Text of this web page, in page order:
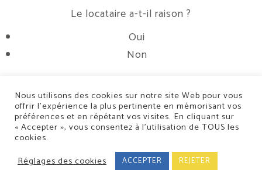
Le locataire a-t-il raison ?
Oui
Non
5 Rue de la Moder 67500 Haguenau-19c Rue Fossé des Treize 67000
Nous utilisons des cookies sur notre site Web pour vous
offrir l’expérience la plus pertinente en mémorisant vos
préférences et en répétant vos visites. En cliquant sur
« Accepter », vous consentez à l’utilisation de TOUS les
cookies.
Réglages des cookies
ACCEPTER REJETER